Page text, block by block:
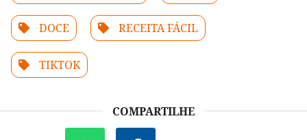
DOCE RECEITA FÁCIL
TIKTOK
COMPARTILHE